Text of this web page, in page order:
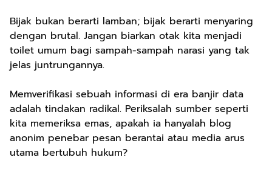
Bijak bukan berarti lamban; bijak berarti menyaring
dengan brutal. Jangan biarkan otak kita menjadi
toilet umum bagi sampah-sampah narasi yang tak
jelas juntrungannya.
Memverifikasi sebuah informasi di era banjir data
adalah tindakan radikal. Periksalah sumber seperti
kita memeriksa emas, apakah ia hanyalah blog
anonim penebar pesan berantai atau media arus
utama bertubuh hukum?